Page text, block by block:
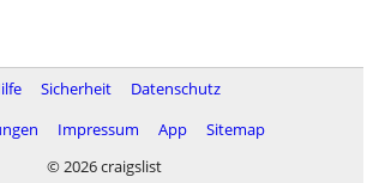
Sicherheit
Datenschutz
Impressum App
Sitemap
© 2026 craigslist